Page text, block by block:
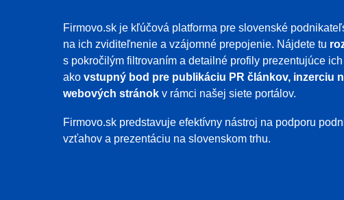
Firmovo.sk je kľúčová platforma pre slovenské
na ich zviditeľnenie a vzájomné prepojenie. Nájdete tu
s pokročilým filtrovaním a detailné profily prezentujúce
ako vstupný bod pre publikáciu PR článkov, inzerciu
webových stránok v rámci našej siete portálov.
Firmovo.sk predstavuje efektívny nástroj na podporu
vzťahov a prezentáciu na slovenskom trhu.